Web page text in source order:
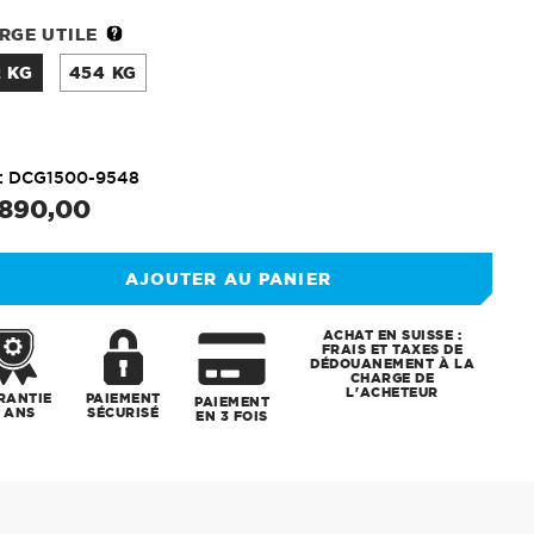
UTILE
KG
454 KG
DCG1500-9548
AJOUTER AU PANIER
ANS
PAIEMENT
SÉCURISÉ
PAIEMENT
EN 3 FOIS
ACHAT EN SUISSE :
FRAIS ET TAXES DE
DÉDOUANEMENT À LA
CHARGE DE
L'ACHETEUR